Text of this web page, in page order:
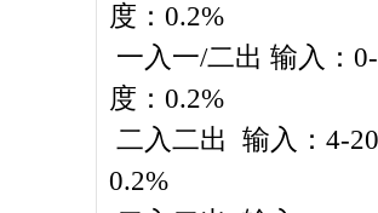
度：0.2%
一入一/二出 输入：
度：0.2%
二入二出 输入：4-
0.2%